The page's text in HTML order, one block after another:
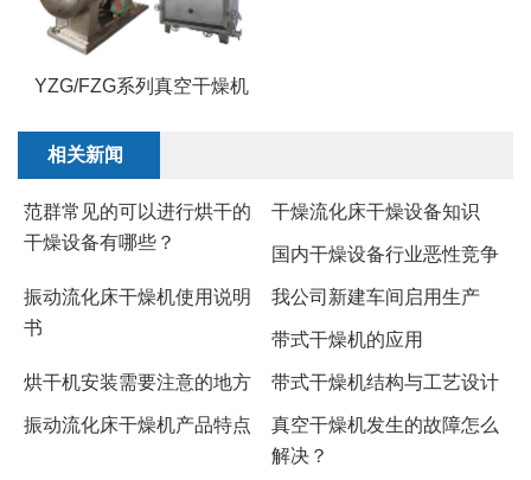
YZG/FZG系列真空干燥机
相关新闻
范群常见的可以进行烘干的
干燥设备有哪些？
干燥流化床干燥设备知识
国内干燥设备行业恶性竞争
振动流化床干燥机使用说明
书
我公司新建车间启用生产
带式干燥机的应用
烘干机安装需要注意的地方 带式干燥机结构与工艺设计
振动流化床干燥机产品特点
真空干燥机发生的故障怎么
解决？